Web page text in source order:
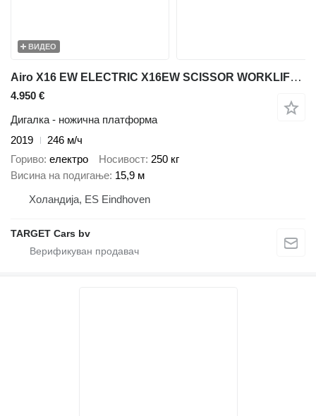
ВИДЕО
Airo X16 EW ELECTRIC X16EW SCISSOR WORKLIFT 1590CM 2019 SF228441 246H
4.950 €
Дигалка - ножична платформа
2019
246 м/ч
Гориво електро Носивост 250 кг
Висина на подигање 15,9 м
Холандија, ES Eindhoven
TARGET Cars bv